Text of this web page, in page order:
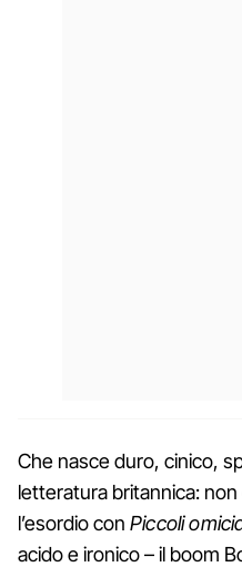
Che nasce duro, cinico,
letteratura britannica:
l’esordio con Piccoli
acido e ironico – il boom